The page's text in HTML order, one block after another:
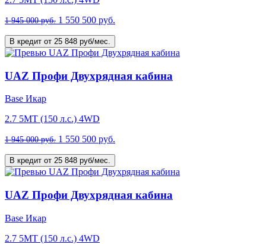
1 945 000 руб. 1 550 500 руб.
В кредит от 25 848 руб/мес.
UAZ Профи Двухрядная кабина
Base Икар
2.7 5MT (150 л.с.) 4WD
1 945 000 руб. 1 550 500 руб.
В кредит от 25 848 руб/мес.
UAZ Профи Двухрядная кабина
Base Икар
2.7 5MT (150 л.с.) 4WD